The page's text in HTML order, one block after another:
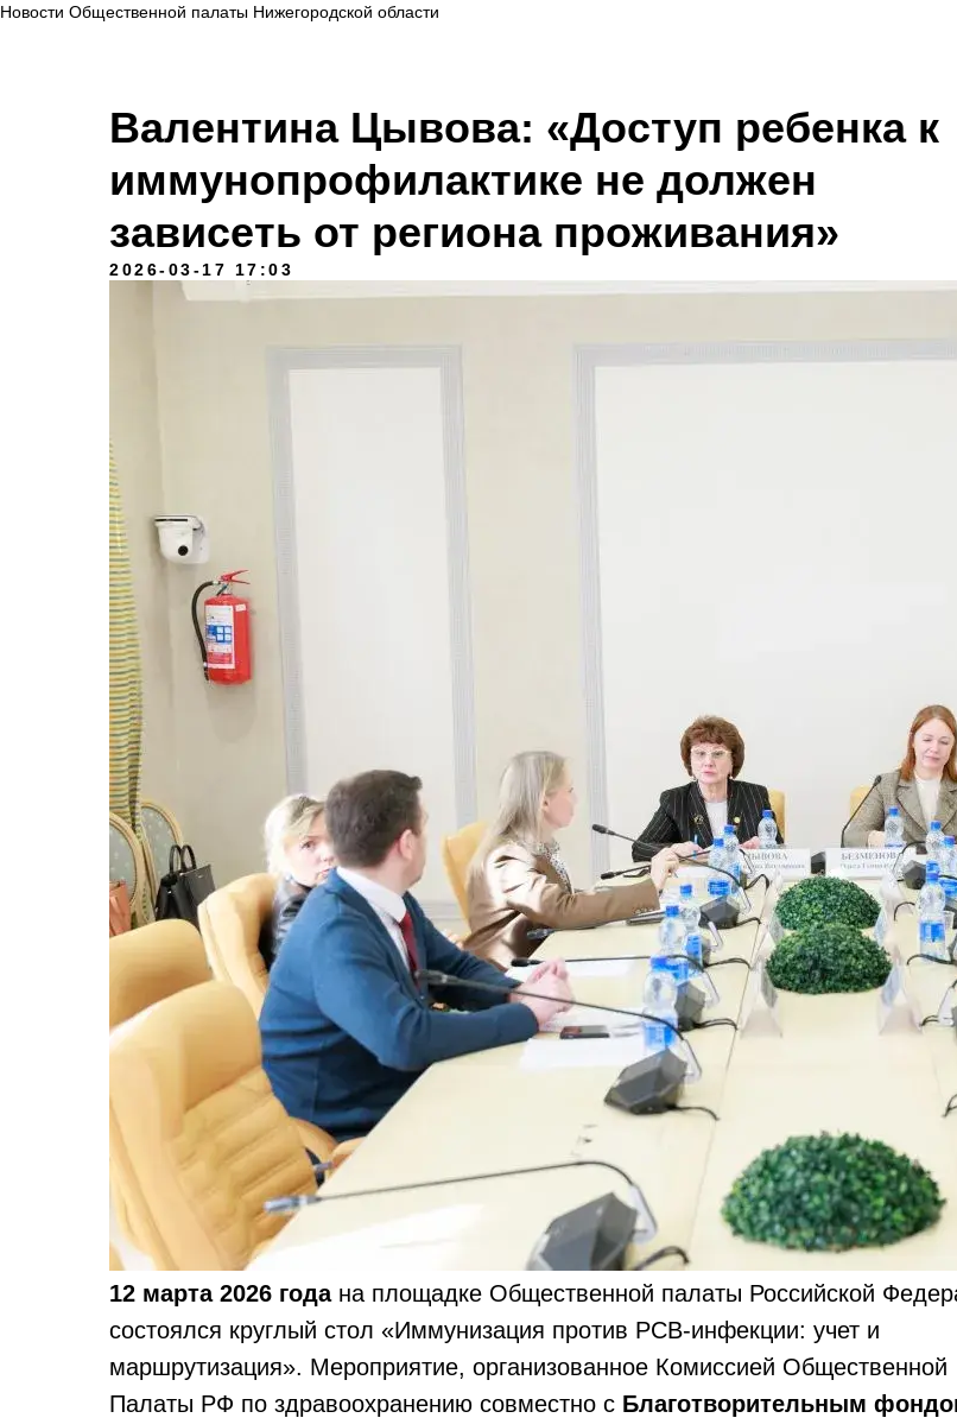
Новости Общественной палаты Нижегородской области
Валентина Цывова: «Доступ ребенка к
иммунопрофилактике не должен
зависеть от региона проживания»
2026-03-17 17:03
12 марта 2026 годана площадке Общественной палаты Российской
состоялся круглый стол «Иммунизация против РСВ-инфекции: учет и
маршрутизация». Мероприятие, организованное Комиссией Общественной
Палаты РФ по здравоохранению совместно с Благотворительным